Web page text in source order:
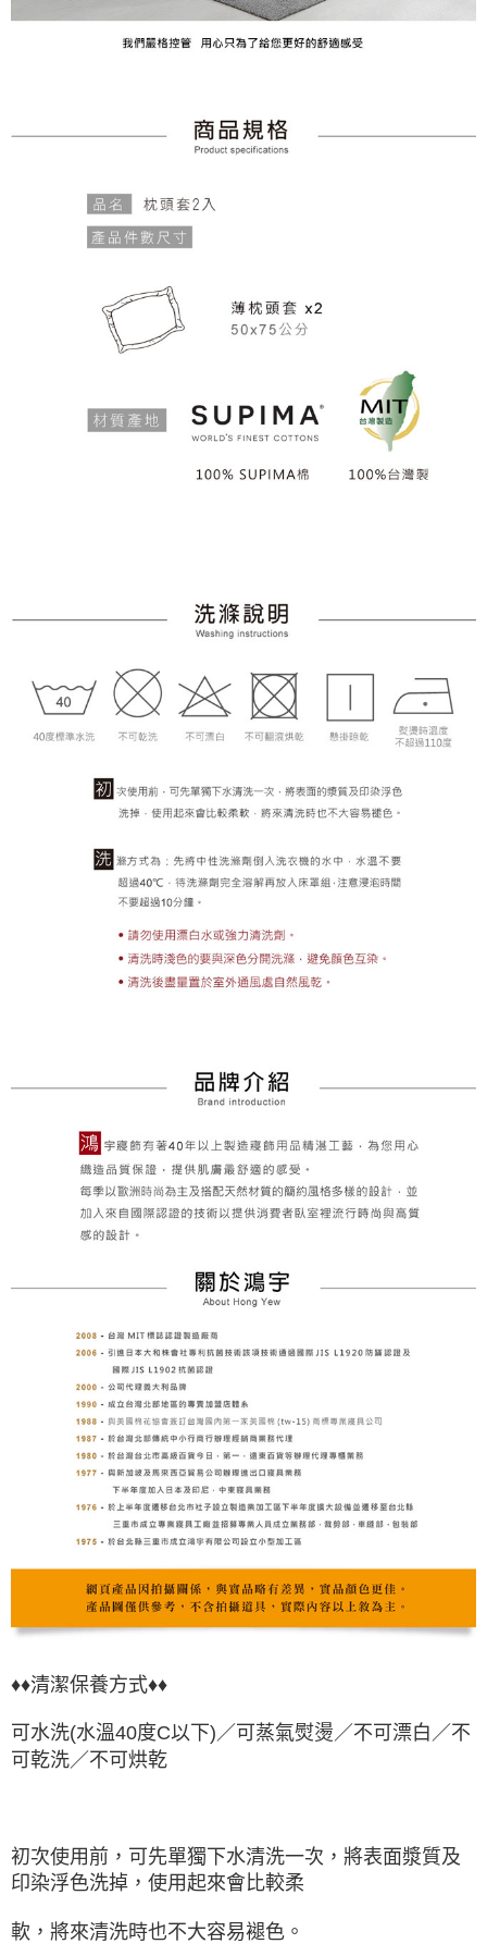
♦♦清潔保養方式♦♦
可水洗(水溫40度C以下)／可蒸氣熨燙／不可漂白／不
可乾洗／不可烘乾
初次使用前，可先單獨下水清洗一次，將表面漿質及
印染浮色洗掉，使用起來會比較柔
軟，將來清洗時也不大容易褪色。